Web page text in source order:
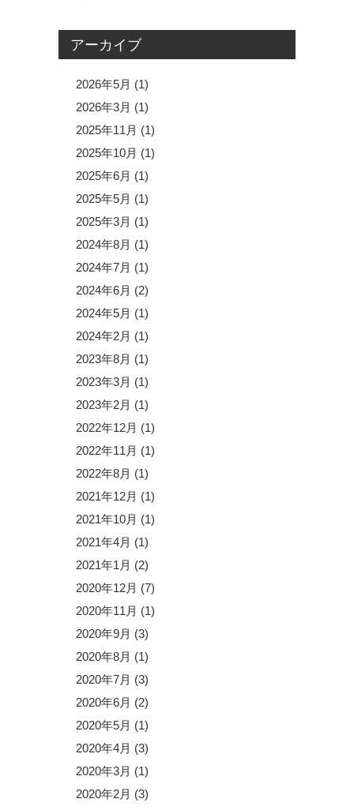
アーカイブ
2026年5月 (1)
2026年3月 (1)
2025年11月 (1)
2025年10月 (1)
2025年6月 (1)
2025年5月 (1)
2025年3月 (1)
2024年8月 (1)
2024年7月 (1)
2024年6月 (2)
2024年5月 (1)
2024年2月 (1)
2023年8月 (1)
2023年3月 (1)
2023年2月 (1)
2022年12月 (1)
2022年11月 (1)
2022年8月 (1)
2021年12月 (1)
2021年10月 (1)
2021年4月 (1)
2021年1月 (2)
2020年12月 (7)
2020年11月 (1)
2020年9月 (3)
2020年8月 (1)
2020年7月 (3)
2020年6月 (2)
2020年5月 (1)
2020年4月 (3)
2020年3月 (1)
2020年2月 (3)